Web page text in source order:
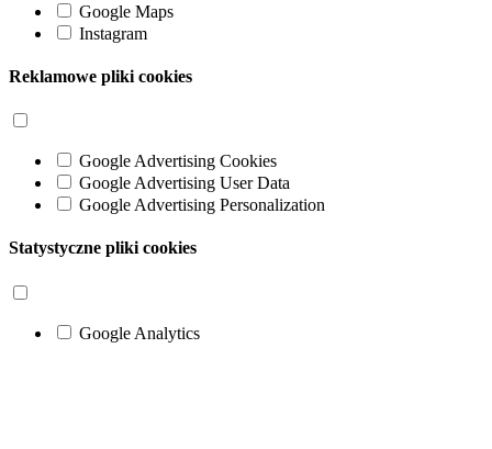
Google Maps
Instagram
Reklamowe pliki cookies
Google Advertising Cookies
Google Advertising User Data
Google Advertising Personalization
Statystyczne pliki cookies
Google Analytics